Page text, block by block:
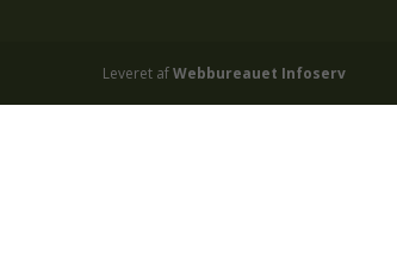
Leveret afWebbureauet Infoserv